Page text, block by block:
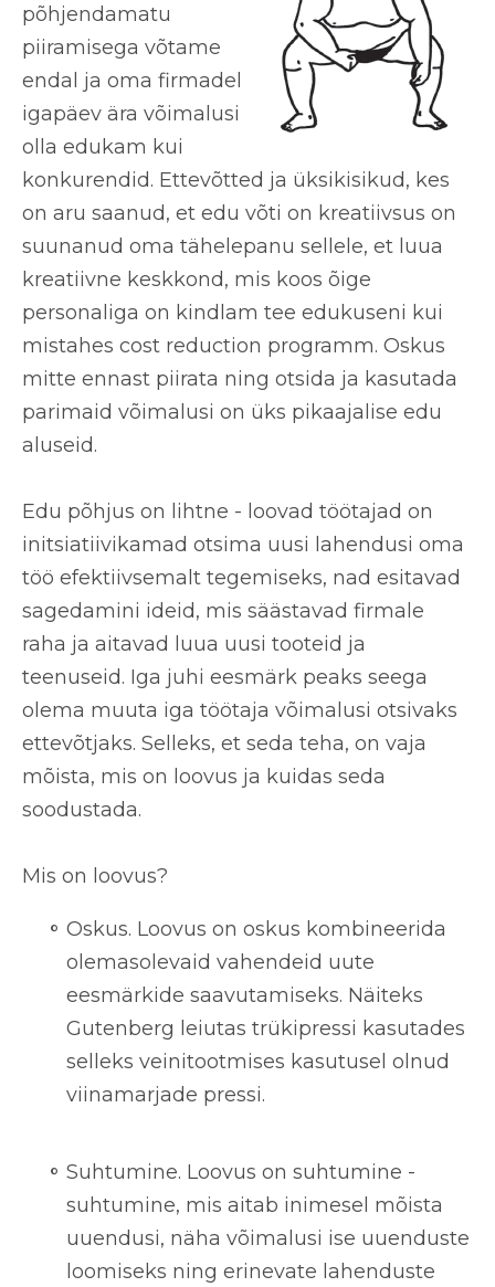
põhjendamatu
piiramisega võtame
endal ja oma firmadel
igapäev ära võimalusi
olla edukam kui
konkurendid. Ettevõtted ja üksikisikud, kes
on aru saanud, et edu võti on kreatiivsus on
suunanud oma tähelepanu sellele, et luua
kreatiivne keskkond, mis koos õige
personaliga on kindlam tee edukuseni kui
mistahes cost reduction programm. Oskus
mitte ennast piirata ning otsida ja kasutada
parimaid võimalusi on üks pikaajalise edu
aluseid.
Edu põhjus on lihtne - loovad töötajad on
initsiatiivikamad otsima uusi lahendusi oma
töö efektiivsemalt tegemiseks, nad esitavad
sagedamini ideid, mis säästavad firmale
raha ja aitavad luua uusi tooteid ja
teenuseid. Iga juhi eesmärk peaks seega
olema muuta iga töötaja võimalusi otsivaks
ettevõtjaks. Selleks, et seda teha, on vaja
mõista, mis on loovus ja kuidas seda
soodustada.
Mis on loovus?
Oskus. Loovus on oskus kombineerida
olemasolevaid vahendeid uute
eesmärkide saavutamiseks. Näiteks
Gutenberg leiutas trükipressi kasutades
selleks veinitootmises kasutusel olnud
viinamarjade pressi.
Suhtumine. Loovus on suhtumine -
suhtumine, mis aitab inimesel mõista
uuendusi, näha võimalusi ise uuenduste
loomiseks ning erinevate lahenduste